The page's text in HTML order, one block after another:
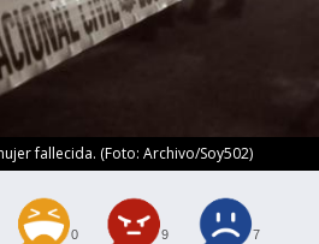
fallecida. (Foto: Archivo/Soy502)
0 9 7